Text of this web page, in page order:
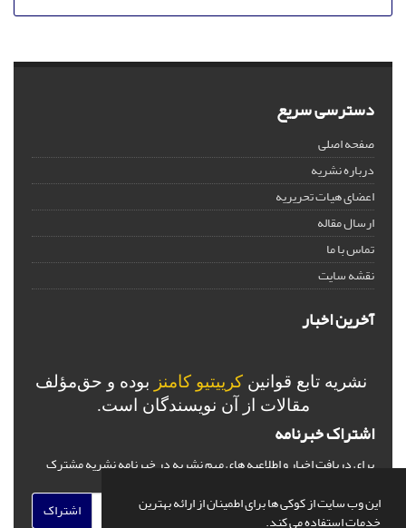
این وب سایت از کوکی ها برای اطمینان از ارائه بهترین
خدمات استفاده می کند.
دسترسی سریع
صفحه اصلی
درباره نشریه
اعضای هیات تحریریه
ارسال مقاله
تماس با ما
نقشه سایت
آخرین اخبار
نشریه تابع قوانین کرییتیو کامنز بوده و حق‌مؤلف
مقالات از آن نویسندگان است.
اشتراک خبرنامه
برای دریافت اخبار و اطلاعیه های مهم نشریه در خبرنامه نشریه مشترک
اشتراک